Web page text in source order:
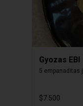
Gyozas EBI
5 empanaditas
$7.500